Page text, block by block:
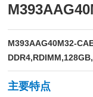
M393AAG40M32-
主要特点